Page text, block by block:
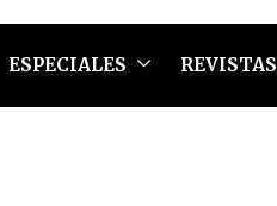
ESPECIALES REVISTAS